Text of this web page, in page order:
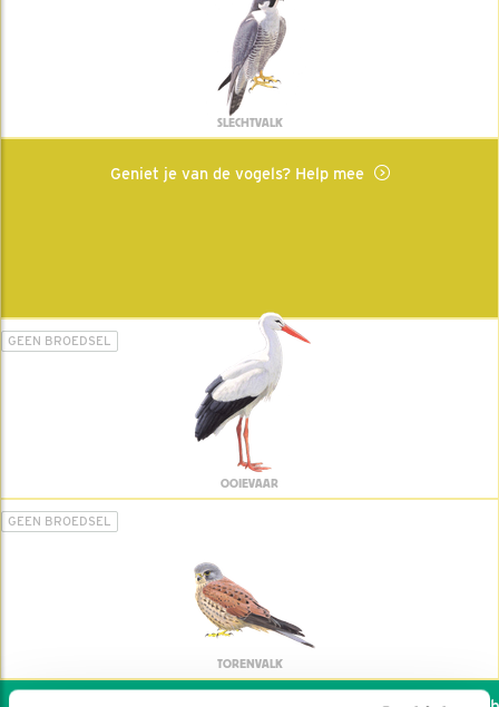
SLECHTVALK
Geniet je van de vogels? Help mee
GEEN BROEDSEL
OOIEVAAR
GEEN BROEDSEL
TORENVALK